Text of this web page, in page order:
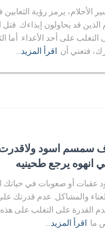
الأحلام، يرمز رؤية الثعابين
قد يحاولون إيذاءك. قتل
على أحد الأعداء. أما
فتعني أن اقرأ المزيد…
سمسم اسود
انهوه يرجع طحينيه
عقبات أو صعوبات في حياتك
والمشاكل. عدم قدرتك
القدرة على التغلب على هذه
ما اقرأ المزيد…